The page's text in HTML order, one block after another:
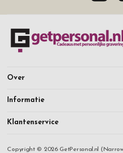
Over
Informatie
Klantenservice
Copyright © 2026 GetPersonal.nl